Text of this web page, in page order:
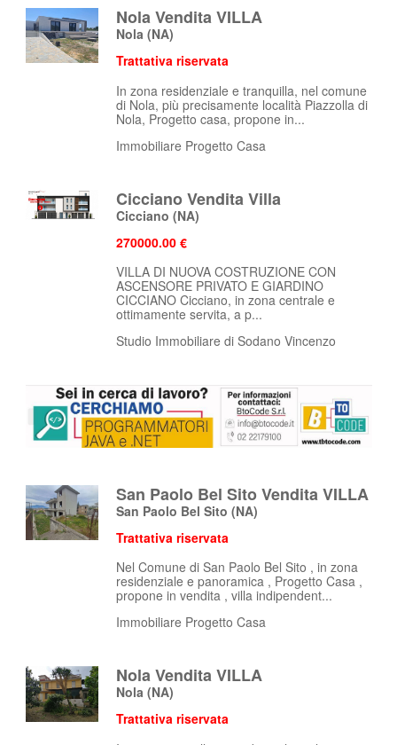
Nola Vendita VILLA
Nola (NA)
Trattativa riservata
In zona residenziale e tranquilla, nel comune
di Nola, più precisamente località Piazzolla di
Nola, Progetto casa, propone in...
Immobiliare Progetto Casa
Cicciano Vendita Villa
Cicciano (NA)
270000.00 €
VILLA DI NUOVA COSTRUZIONE CON
ASCENSORE PRIVATO E GIARDINO
CICCIANO Cicciano, in zona centrale e
ottimamente servita, a p...
Studio Immobiliare di Sodano Vincenzo
San Paolo Bel Sito Vendita VILLA
San Paolo Bel Sito (NA)
Trattativa riservata
Nel Comune di San Paolo Bel Sito , in zona
residenziale e panoramica , Progetto Casa ,
propone in vendita , villa indipendent...
Immobiliare Progetto Casa
Nola Vendita VILLA
Nola (NA)
Trattativa riservata